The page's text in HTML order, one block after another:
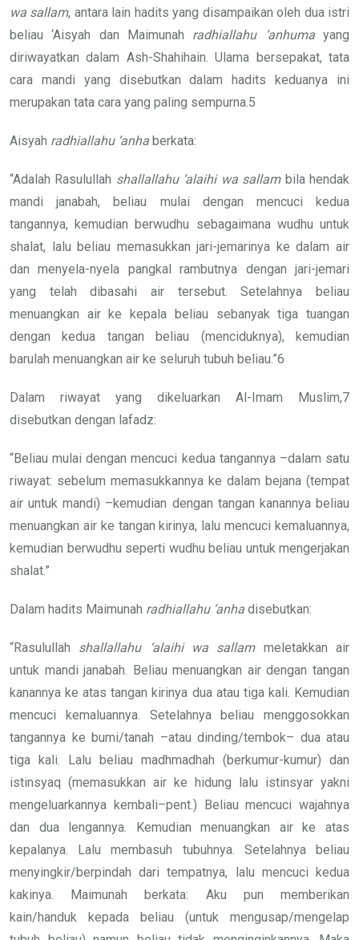
wa sallam, antara lain hadits yang disampaikan oleh dua istri
beliau ‘Aisyah dan Maimunah radhiallahu ‘anhumayang
diriwayatkan dalam Ash-Shahihain. Ulama bersepakat, tata
cara mandi yang disebutkan dalam hadits keduanya ini
merupakan tata cara yang paling sempurna.5
Aisyah radhiallahu ‘anha berkata:
“Adalah Rasulullah shallallahu ‘alaihi wa sallambila hendak
mandi janabah, beliau mulai dengan mencuci kedua
tangannya, kemudian berwudhu sebagaimana wudhu untuk
shalat, lalu beliau memasukkan jari-jemarinya ke dalam air
dan menyela-nyela pangkal rambutnya dengan jari-jemari
yang telah dibasahi air tersebut. Setelahnya beliau
menuangkan air ke kepala beliau sebanyak tiga tuangan
dengan kedua tangan beliau (menciduknya), kemudian
barulah menuangkan air ke seluruh tubuh beliau.”6
Dalam riwayat yang dikeluarkan Al-Imam Muslim,7
disebutkan dengan lafadz:
“Beliau mulai dengan mencuci kedua tangannya –dalam satu
riwayat: sebelum memasukkannya ke dalam bejana (tempat
air untuk mandi) –kemudian dengan tangan kanannya beliau
menuangkan air ke tangan kirinya, lalu mencuci kemaluannya,
kemudian berwudhu seperti wudhu beliau untuk mengerjakan
shalat.”
Dalam hadits Maimunah radhiallahu ‘anha disebutkan:
“Rasulullah shallallahu ‘alaihi wa sallammeletakkan air
untuk mandi janabah. Beliau menuangkan air dengan tangan
kanannya ke atas tangan kirinya dua atau tiga kali. Kemudian
mencuci kemaluannya. Setelahnya beliau menggosokkan
tangannya ke bumi/tanah –atau dinding/tembok– dua atau
tiga kali. Lalu beliau madhmadhah (berkumur-kumur) dan
istinsyaq (memasukkan air ke hidung lalu istinsyar yakni
mengeluarkannya kembali–pent.) Beliau mencuci wajahnya
dan dua lengannya. Kemudian menuangkan air ke atas
kepalanya. Lalu membasuh tubuhnya. Setelahnya beliau
menyingkir/berpindah dari tempatnya, lalu mencuci kedua
kakinya. Maimunah berkata: Aku pun memberikan
kain/handuk kepada beliau (untuk mengusap/mengelap